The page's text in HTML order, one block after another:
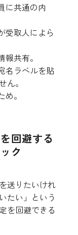
に共通の内
受取人によら
共有。
名ラベルを貼
ん。
。
回避する
ク
送りたいけれ
たい」という
を回避できる